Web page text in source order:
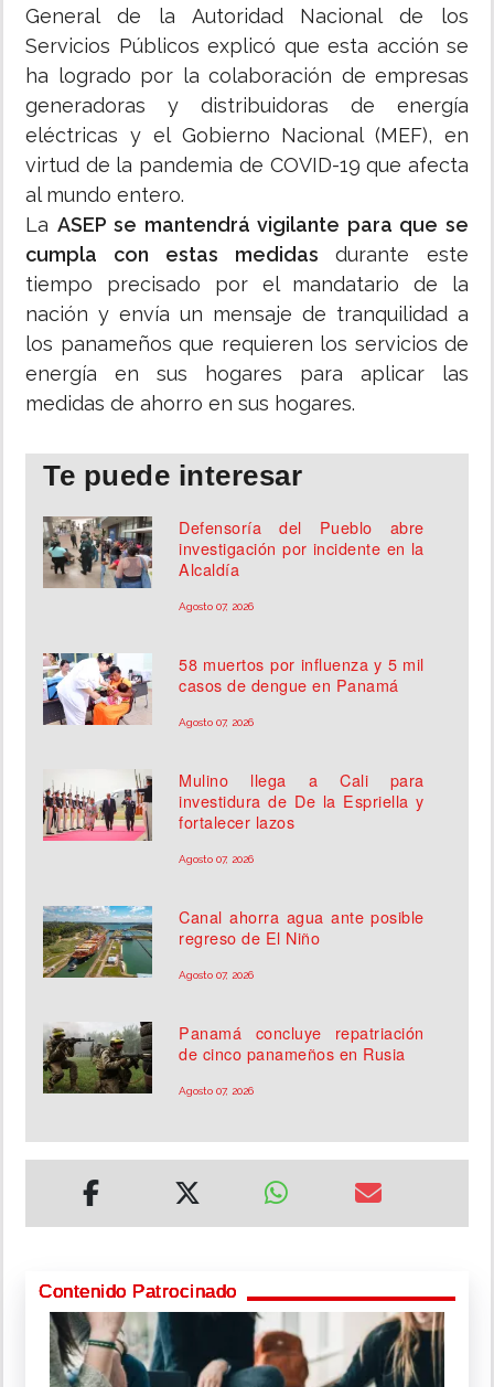
General de la Autoridad Nacional de los
Servicios Públicos explicó que esta acción se
ha logrado por la colaboración de empresas
generadoras y distribuidoras de energía
eléctricas y el Gobierno Nacional (MEF), en
virtud de la pandemia de COVID-19 que afecta
al mundo entero.
La ASEP se mantendrá vigilante para que se
cumpla con estas medidas durante este
tiempo precisado por el mandatario de la
nación y envía un mensaje de tranquilidad a
los panameños que requieren los servicios de
energía en sus hogares para aplicar las
medidas de ahorro en sus hogares.
Te puede interesar
Defensoría del Pueblo abre
investigación por incidente en la
Alcaldía
Agosto 07, 2026
58 muertos por influenza y 5 mil
casos de dengue en Panamá
Agosto 07, 2026
Mulino llega a Cali para
investidura de De la Espriella y
fortalecer lazos
Agosto 07, 2026
Canal ahorra agua ante posible
regreso de El Niño
Agosto 07, 2026
Panamá concluye repatriación
de cinco panameños en Rusia
Agosto 07, 2026
Contenido Patrocinado